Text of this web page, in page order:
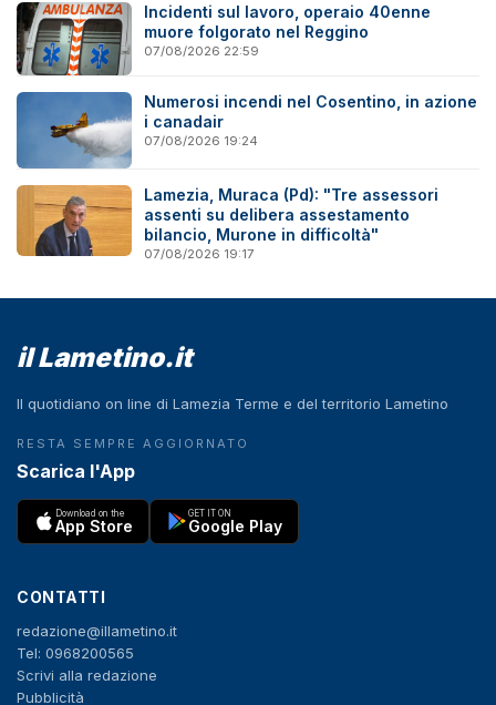
Incidenti sul lavoro, operaio 40enne
muore folgorato nel Reggino
07/08/2026 22:59
Numerosi incendi nel Cosentino, in azione
i canadair
07/08/2026 19:24
Lamezia, Muraca (Pd): "Tre assessori
assenti su delibera assestamento
bilancio, Murone in difficoltà"
07/08/2026 19:17
il Lametino.it
Il quotidiano on line di Lamezia Terme e del territorio Lametino
RESTA SEMPRE AGGIORNATO
Scarica l'App
Download on the
App Store
GET IT ON
Google Play
CONTATTI
redazione@illametino.it
Tel: 0968200565
Scrivi alla redazione
Pubblicità